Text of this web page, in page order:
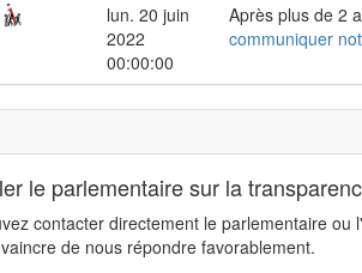
lun. 20 juin
2022
00:00:00
Après plus de 2
communiquer
le parlementaire sur la
contacter directement le parlementaire
de nous répondre favorablement.